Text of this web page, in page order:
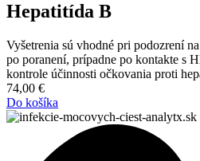
Hepatitída B
Vyšetrenia sú vhodné pri podozrení
po poranení, prípadne po kontakte s
kontrole účinnosti očkovania proti
74,00 €
Do košíka